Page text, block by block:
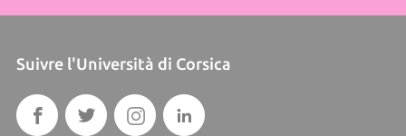
Suivre l'Università di Corsica